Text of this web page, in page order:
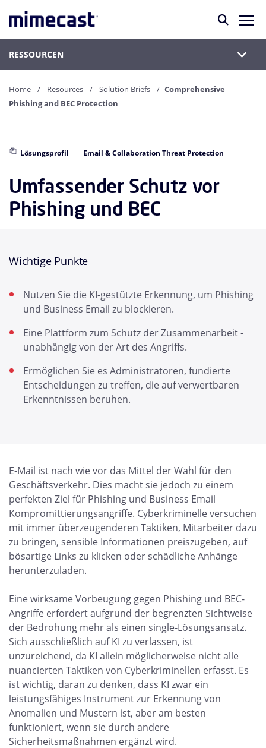
RESSOURCEN
Home Resources Solution Briefs
Comprehensive
Phishing and BEC Protection
Lösungsprofil Email & Collaboration Threat Protection
Umfassender Schutz vor
Phishing und BEC
Wichtige Punkte
Nutzen Sie die KI-gestützte Erkennung, um Phishing
und Business Email zu blockieren.
Eine Plattform zum Schutz der Zusammenarbeit -
unabhängig von der Art des Angriffs.
Ermöglichen Sie es Administratoren, fundierte
Entscheidungen zu treffen, die auf verwertbaren
Erkenntnissen beruhen.
E-Mail ist nach wie vor das Mittel der Wahl für den
Geschäftsverkehr. Dies macht sie jedoch zu einem
perfekten Ziel für Phishing und Business Email
Kompromittierungsangriffe. Cyberkriminelle versuchen
mit immer überzeugenderen Taktiken, Mitarbeiter dazu
zu bringen, sensible Informationen preiszugeben, auf
bösartige Links zu klicken oder schädliche Anhänge
herunterzuladen.
Eine wirksame Vorbeugung gegen Phishing und BEC-
Angriffe erfordert aufgrund der begrenzten Sichtweise
der Bedrohung mehr als einen single-Lösungsansatz.
Sich ausschließlich auf KI zu verlassen, ist
unzureichend, da KI allein möglicherweise nicht alle
nuancierten Taktiken von Cyberkriminellen erfasst. Es
ist wichtig, daran zu denken, dass KI zwar ein
leistungsfähiges Instrument zur Erkennung von
Anomalien und Mustern ist, aber am besten
funktioniert, wenn sie durch andere
Sicherheitsmaßnahmen ergänzt wird.